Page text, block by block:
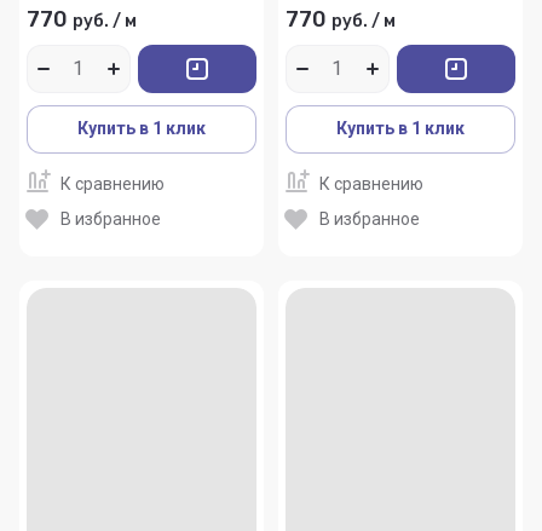
770 руб. / м
Купить в 1 клик
К сравнению
В избранное
770 руб. / м
Купить в 1 клик
К сравнению
В избранное